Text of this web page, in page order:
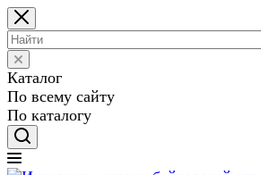
Каталог
По всему сайту
По каталогу